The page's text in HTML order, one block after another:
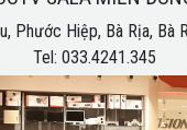
Phước Hiệp, Bà Rịa, Bà
Tel: 033.4241.345